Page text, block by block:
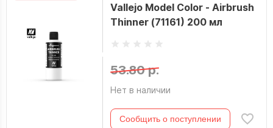
Vallejo Model Color - Airbrush
Thinner (71161) 200 мл
53.80 р.
Нет в наличии
Сообщить о поступлении